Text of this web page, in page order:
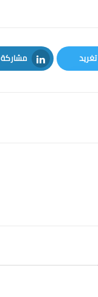
تغريد
Twitter
مشاركة
LinkedIn